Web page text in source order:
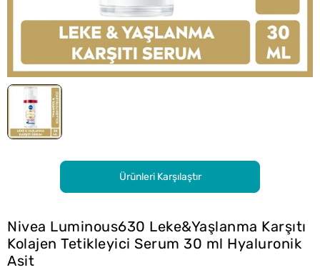
Ürünleri Karşılaştır
Nivea Luminous630 Leke&Yaşlanma Karşıtı
Kolajen Tetikleyici Serum 30 ml Hyaluronik
Asit